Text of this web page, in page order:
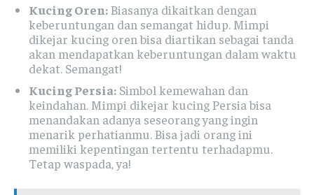
Kucing Oren:Biasanya dikaitkan dengan
keberuntungan dan semangat hidup. Mimpi
dikejar kucing oren bisa diartikan sebagai tanda
akan mendapatkan keberuntungan dalam waktu
dekat. Semangat!
Kucing Persia: Simbol kemewahan dan
keindahan. Mimpi dikejar kucing Persia bisa
menandakan adanya seseorang yang ingin
menarik perhatianmu. Bisa jadi orang ini
memiliki kepentingan tertentu terhadapmu.
Tetap waspada, ya!